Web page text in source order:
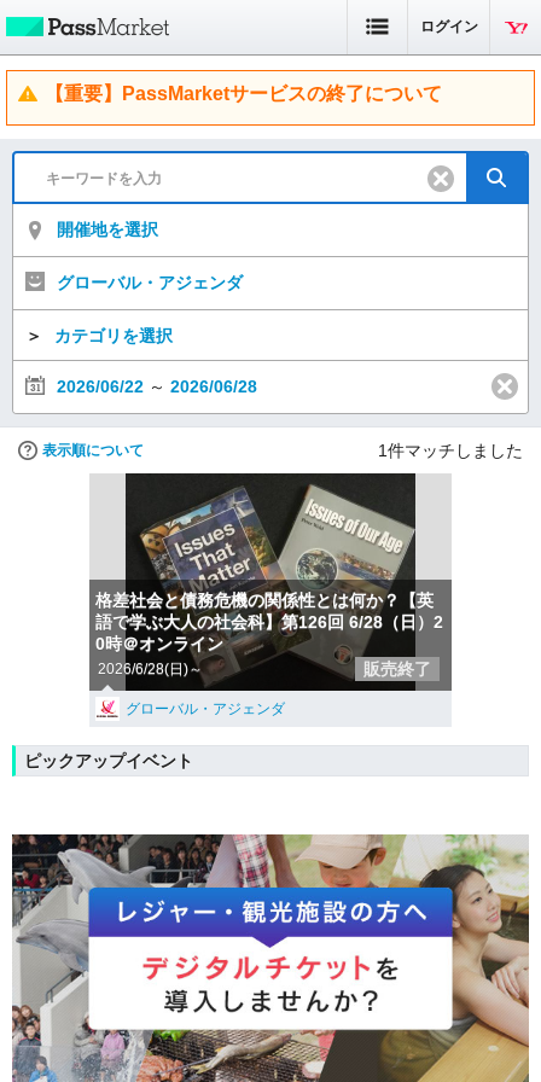
ログイン
【重要】PassMarketサービスの終了について
開催地を選択
グローバル・アジェンダ
＞ カテゴリを選択
2026/06/22 ～ 2026/06/28
表示順について 1件マッチしました
格差社会と債務危機の関係性とは何か？【英
語で学ぶ大人の社会科】第126回 6/28（日）2
0時＠オンライン
2026/6/28(日)～ 販売終了
グローバル・アジェンダ
ピックアップイベント